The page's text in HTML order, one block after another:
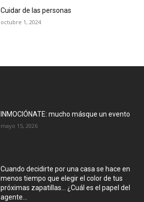
Cuidar de las personas
octubre 1, 2024
INMOCIÓNATE: mucho másque un evento
mayo 15, 2026
Cuando decidirte por una casa se hace en
menos tiempo que elegir el color de tus
próximas zapatillas… ¿Cuál es el papel del
agente...